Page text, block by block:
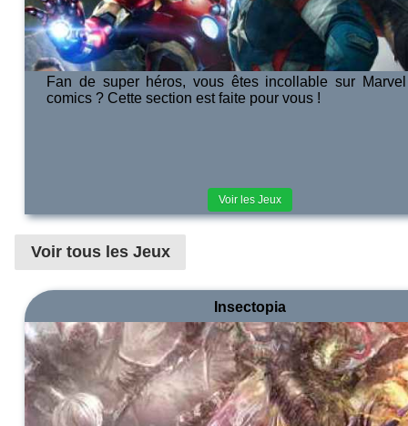
Fan de super héros, vous êtes incollable sur
comics ? Cette section est faite pour vous !
Voir les Jeux
Voir tous les Jeux
Insectopia